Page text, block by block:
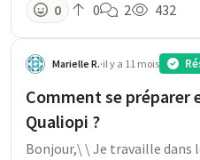
0 0 2 432
Marielle R.·il y a 11 mois
Comment se préparer
Qualiopi ?
Bonjour,\ \ Je travaille dans